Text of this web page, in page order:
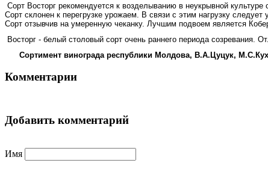
Сорт Восторг рекомендуется к возделыванию в неукрывной
Сорт склонен к перегрузке урожаем. В связи с этим нагрузку
Сорт отзывчив на умерен­ную чеканку. Лучшим подвоем является
Восторг - белый столовый сорт очень раннего периода созре­вания.
Сортимент винограда республики Молдова, В.А.Цуцук,
Комментарии
Добавить комментарий
Имя